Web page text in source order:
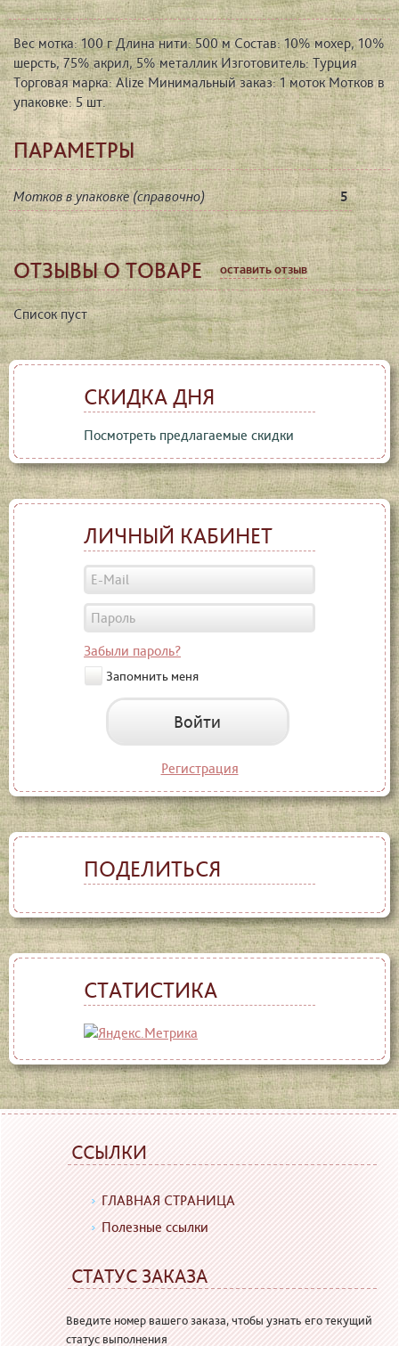
Вес мотка: 100 г Длина нити: 500 м Состав: 10% мохер, 10%
шерсть, 75% акрил, 5% металлик Изготовитель: Турция
Торговая марка: Alize Минимальный заказ: 1 моток Мотков в
упаковке: 5 шт.
ПАРАМЕТРЫ
Мотков в упаковке (справочно) 5
ОТЗЫВЫ О ТОВАРЕ оставить отзыв
Список пуст
СКИДКА ДНЯ
Посмотреть предлагаемые скидки
ЛИЧНЫЙ КАБИНЕТ
Забыли пароль?
Запомнить меня
Войти
Регистрация
ПОДЕЛИТЬСЯ
СТАТИСТИКА
ССЫЛКИ
ГЛАВНАЯ СТРАНИЦА
Полезные ссылки
СТАТУС ЗАКАЗА
Введите номер вашего заказа, чтобы узнать его текущий
статус выполнения